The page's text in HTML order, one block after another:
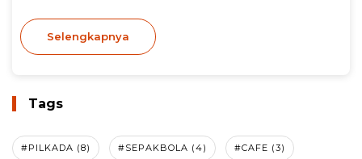
Selengkapnya
Tags
#PILKADA (8) #SEPAKBOLA (4) #CAFE (3)